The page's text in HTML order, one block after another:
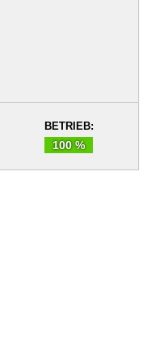
BETRIEB:
100 %